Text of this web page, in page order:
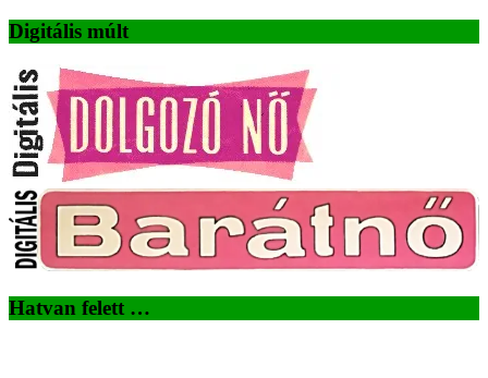
Digitális múlt
Hatvan felett …